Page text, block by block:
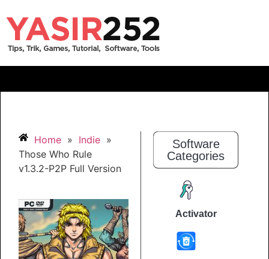
Home » Indie »
Those Who Rule
v1.3.2-P2P Full Version
Software
Categories
Activator